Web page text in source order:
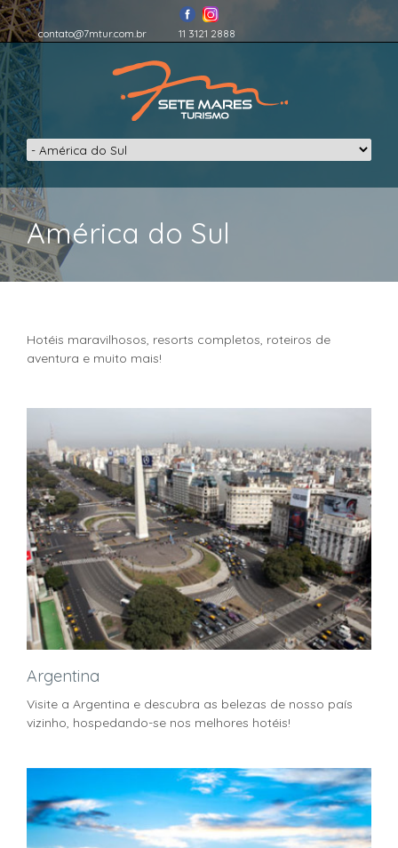
contato@7mtur.com.br 11 3121 2888
América do Sul
Hotéis maravilhosos, resorts completos, roteiros de
aventura e muito mais!
Argentina
Visite a Argentina e descubra as belezas de nosso país
vizinho, hospedando-se nos melhores hotéis!